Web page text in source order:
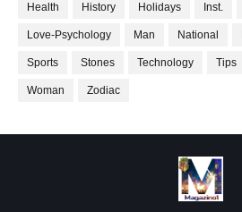
Health History Holidays Inst.
Love-Psychology Man National
Sports Stones Technology Tips
Woman Zodiac